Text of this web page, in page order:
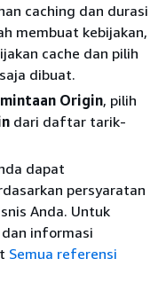
caching dan durasi
membuat kebijakan,
cache dan pilih
dibuat.
Origin, pilih
dari daftar tarik-
dapat
persyaratan
Anda. Untuk
informasi
Semua referensi